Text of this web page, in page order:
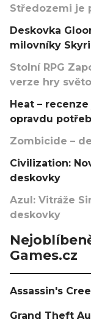
Středozemi je
Deskovka
milovníky
Stolní RPG
verze hry
Heat –
opravdu
Zombicide –
Civilization:
deskovky
Azul: Vitráže
deskovky
Games.cz
Assassin's
Grand Theft